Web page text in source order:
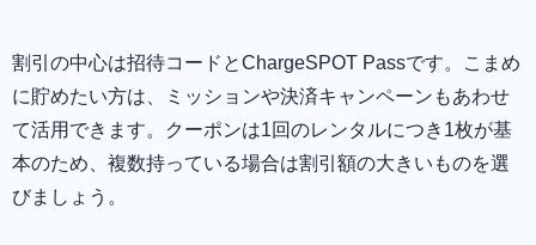
割引の中心は招待コードとChargeSPOT Passです。こまめ
に貯めたい方は、ミッションや決済キャンペーンもあわせ
て活用できます。クーポンは1回のレンタルにつき1枚が基
本のため、複数持っている場合は割引額の大きいものを選
びましょう。